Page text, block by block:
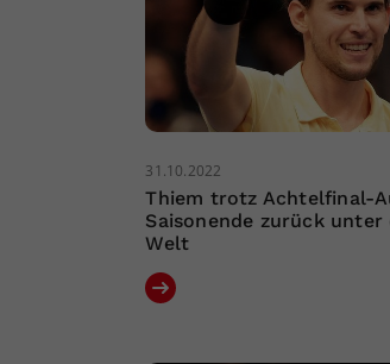
31.10.2022
Thiem trotz Achtelfinal-
Saisonende zurück unter
Welt